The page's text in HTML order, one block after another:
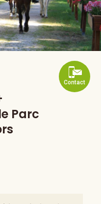
Contact
Parc